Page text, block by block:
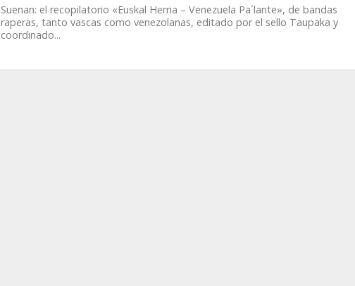
Suenan: el recopilatorio «Euskal Herria – Venezuela Pa´lante», de bandas
raperas, tanto vascas como venezolanas, editado por el sello Taupaka y
coordinado...